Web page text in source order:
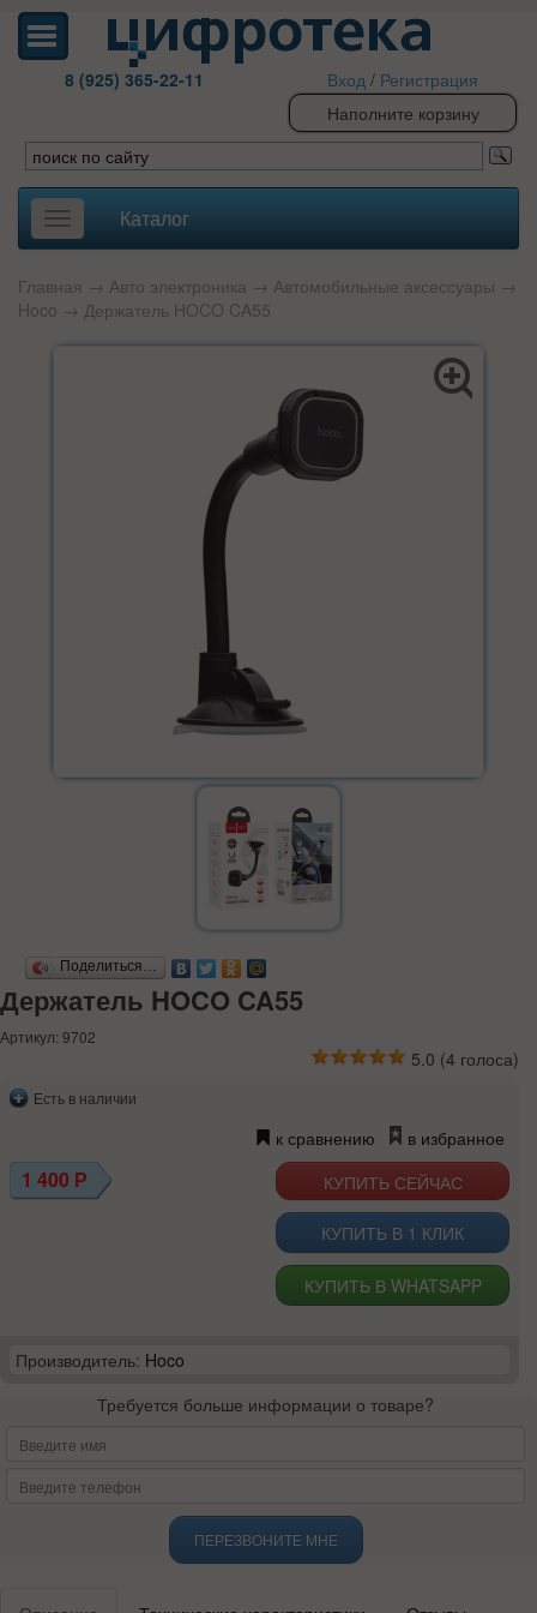
8 (925) 365-22-11 Вход / Регистрация
Наполните корзину
Toggle
navigation
Каталог
Главная → Авто электроника → Автомобильные аксессуары →
Hoco → Держатель HOCO CA55
Поделиться…
Держатель HOCO CA55
Артикул: 9702
5.0 (4 голоса)
Есть в наличии
к сравнению в избранное
1 400 Р
КУПИТЬ В 1 КЛИК
КУПИТЬ В WHATSAPP
Производитель: Hoco
Требуется больше информации о товаре?
ПЕРЕЗВОНИТЕ МНЕ